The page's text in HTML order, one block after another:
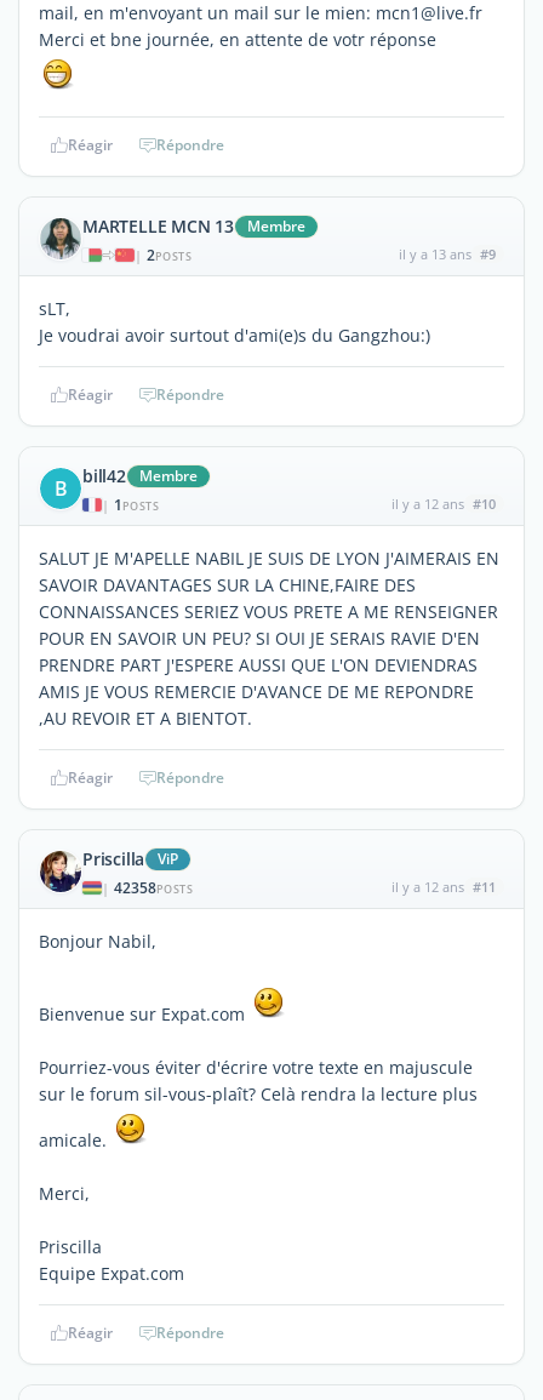
mail, en m'envoyant un mail sur le mien: mcn1@live.fr
Merci et bne journée, en attente de votr réponse
Réagir Répondre
MARTELLE MCN 13 Membre
| 2POSTS il y a 13 ans #9
sLT,
Je voudrai avoir surtout d'ami(e)s du Gangzhou:)
Réagir Répondre
B bill42 Membre
| 1 POSTS il y a 12 ans #10
SALUT JE M'APELLE NABIL JE SUIS DE LYON J'AIMERAIS EN
SAVOIR DAVANTAGES SUR LA CHINE,FAIRE DES
CONNAISSANCES SERIEZ VOUS PRETE A ME RENSEIGNER
POUR EN SAVOIR UN PEU? SI OUI JE SERAIS RAVIE D'EN
PRENDRE PART J'ESPERE AUSSI QUE L'ON DEVIENDRAS
AMIS JE VOUS REMERCIE D'AVANCE DE ME REPONDRE
,AU REVOIR ET A BIENTOT.
Réagir Répondre
Priscilla ViP
| 42358POSTS il y a 12 ans #11
Bonjour Nabil,
Bienvenue sur Expat.com
Pourriez-vous éviter d'écrire votre texte en majuscule
sur le forum sil-vous-plaît? Celà rendra la lecture plus
amicale.
Merci,
Priscilla
Equipe Expat.com
Réagir Répondre